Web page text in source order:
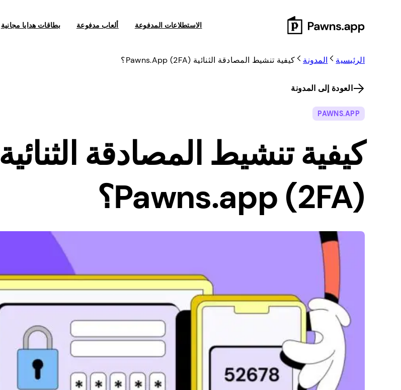
الاستطلاعات المدفوعة ألعاب مدفوعة بطاقات هدايا مجانية
الرئيسية المدونة كيفية تنشيط المصادقة الثنائية (2FA) Pawns.app؟
العودة إلى المدونة
PAWNS.APP
كيفية تنشيط المصادقة الثنائية
(2FA) Pawns.app؟